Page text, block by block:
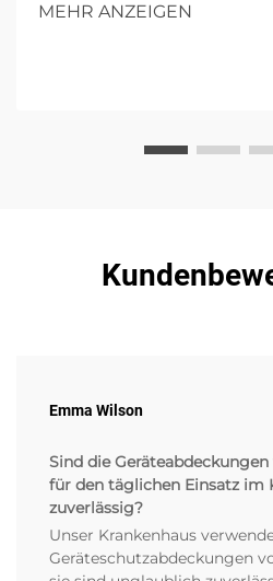
MEHR ANZEIGEN
Emma Wilson
Sind die
für den täglichen Einsatz im
zuverlässig?
Unser Krankenhaus
Geräteschutzabdeckungen